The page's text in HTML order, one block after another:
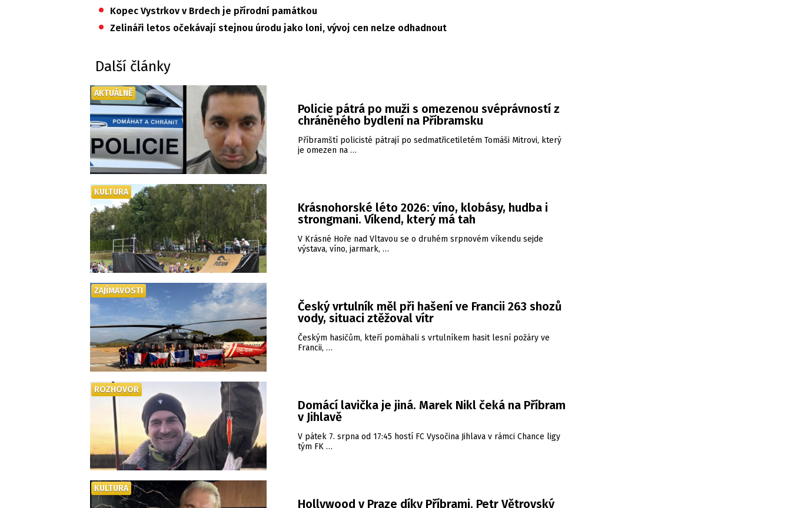
• Kopec Vystrkov v Brdech je přírodní památkou
• Zelináři letos očekávají stejnou úrodu jako loni, vývoj cen nelze odhadnout
Další články
Policie pátrá po muži s omezenou svéprávností z
chráněného bydlení na Příbramsku
Příbramští policisté pátrají po sedmatřicetiletém Tomáši Mitrovi, který
je omezen na …
AKTUÁLNĚ
Krásnohorské léto 2026: víno, klobásy, hudba i
strongmani. Víkend, který má tah
V Krásné Hoře nad Vltavou se o druhém srpnovém víkendu sejde
výstava, víno, jarmark, …
KULTURA
Český vrtulník měl při hašení ve Francii 263 shozů
vody, situaci ztěžoval vítr
Českým hasičům, kteří pomáhali s vrtulníkem hasit lesní požáry ve
Francii, …
ZAJÍMAVOSTI
Domácí lavička je jiná. Marek Nikl čeká na Příbram
v Jihlavě
V pátek 7. srpna od 17:45 hostí FC Vysočina Jihlava v rámci Chance ligy
tým FK …
ROZHOVOR
Hollywood v Praze díky Příbrami. Petr Větrovský
KULTURA